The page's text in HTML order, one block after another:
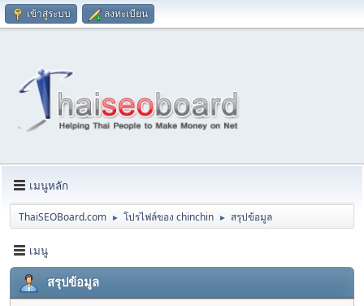
เข้าสู่ระบบ ลงทะเบียน
เมนูหลัก
ThaiSEOBoard.com ► โปรไฟล์ของ chinchin ► สรุปข้อมูล
เมนู
สรุปข้อมูล